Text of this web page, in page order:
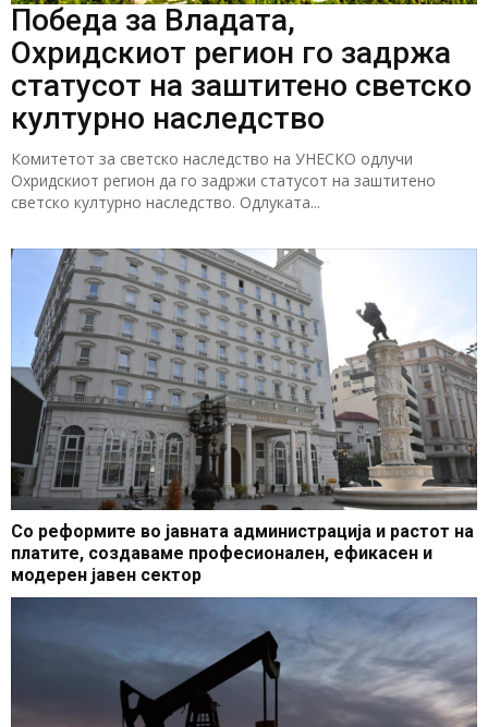
Победа за Владата,
Охридскиот регион го задржа
статусот на заштитено светско
културно наследство
Комитетот за светско наследство на УНЕСКО одлучи
Охридскиот регион да го задржи статусот на заштитено
светско културно наследство. Одлуката...
Со реформите во јавната администрација и растот на
платите, создаваме професионален, ефикасен и
модерен јавен сектор